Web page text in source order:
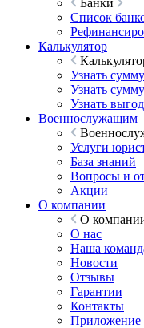
Банки
Список
Калькулятор
Узнать
Узнать
Узнать
Военнослужащим
Услуги
База знаний
Вопросы и
Акции
О компании
О
О нас
Наша
Новости
Отзывы
Гарантии
Контакты
Приложение